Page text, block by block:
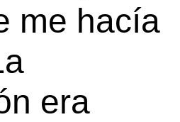
me hacía
era